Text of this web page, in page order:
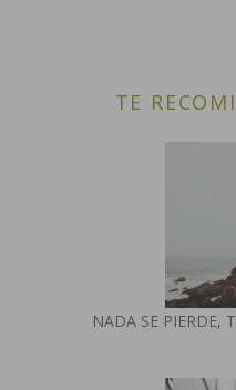
TE
NADA SE PIERDE,